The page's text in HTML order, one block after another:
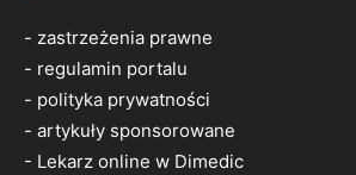
- zastrzeżenia prawne
- regulamin portalu
- polityka prywatności
- artykuły sponsorowane
- Lekarz online w Dimedic